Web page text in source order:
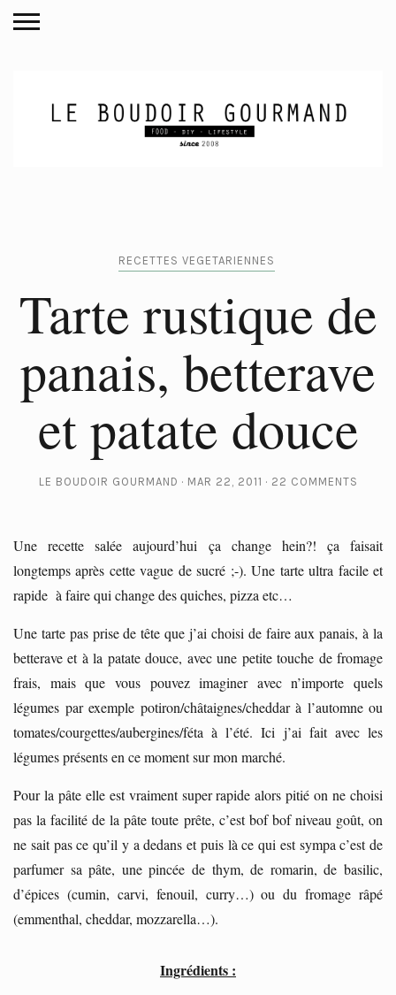
RECETTES VEGETARIENNES
Tarte rustique de
panais, betterave
et patate douce
LE BOUDOIR GOURMAND MAR 22, 2011 22 COMMENTS
Une recette salée aujourd’hui ça change hein?! ça faisait
longtemps après cette vague de sucré ;-). Une tarte ultra facile et
rapide à faire qui change des quiches, pizza etc…
Une tarte pas prise de tête que j’ai choisi de faire aux panais, à la
betterave et à la patate douce, avec une petite touche de fromage
frais, mais que vous pouvez imaginer avec n’importe quels
légumes par exemple potiron/châtaignes/cheddar à l’automne ou
tomates/courgettes/aubergines/féta à l’été. Ici j’ai fait avec les
légumes présents en ce moment sur mon marché.
Pour la pâte elle est vraiment super rapide alors pitié on ne choisi
pas la facilité de la pâte toute prête, c’est bof bof niveau goût, on
ne sait pas ce qu’il y a dedans et puis là ce qui est sympa c’est de
parfumer sa pâte, une pincée de thym, de romarin, de basilic,
d’épices (cumin, carvi, fenouil, curry…) ou du fromage râpé
(emmenthal, cheddar, mozzarella…).
Ingrédients :